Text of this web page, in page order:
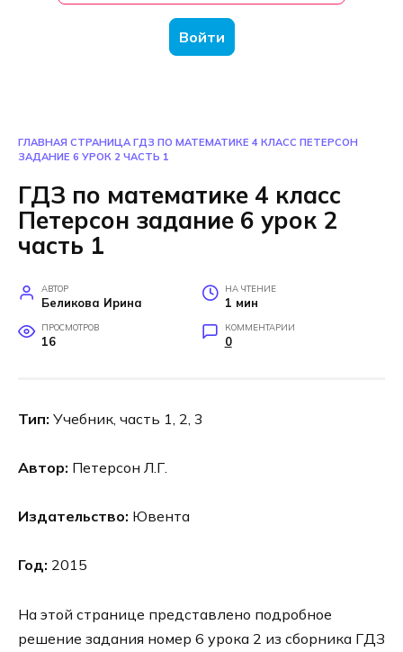
Войти
ГЛАВНАЯ СТРАНИЦА ГДЗ ПО МАТЕМАТИКЕ 4 КЛАСС ПЕТЕРСОН
ЗАДАНИЕ 6 УРОК 2 ЧАСТЬ 1
ГДЗ по математике 4 класс
Петерсон задание 6 урок 2
часть 1
АВТОР
Беликова Ирина
НА ЧТЕНИЕ
1 мин
ПРОСМОТРОВ
16
КОММЕНТАРИИ
0
Тип: Учебник, часть 1, 2, 3
Автор: Петерсон Л.Г.
Издательство: Ювента
Год: 2015
На этой странице представлено подробное
решение задания номер 6 урока 2 из сборника ГДЗ